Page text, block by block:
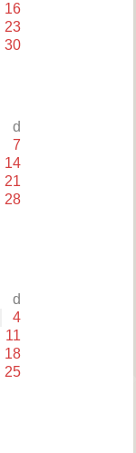
16
23
30
d
7
14
21
28
d
4
11
18
25